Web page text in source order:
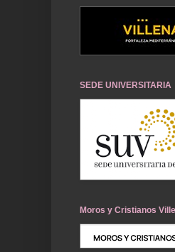
SEDE UNIVERSITARIA
Moros y Cristianos